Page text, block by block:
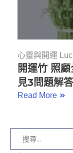
心靈與開運
開運竹 照
見3問題解答
Read More